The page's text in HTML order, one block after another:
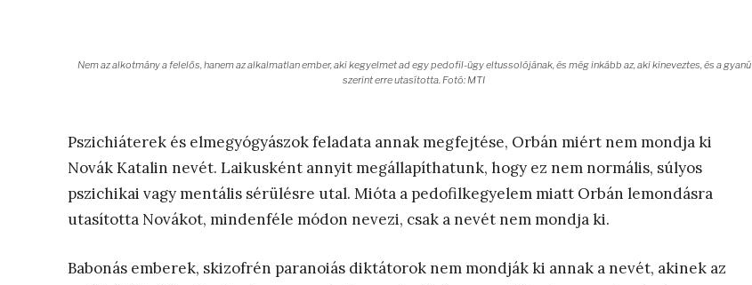
Nem az alkotmány a felelős, hanem az alkalmatlan ember, aki kegyelmet ad egy pedofil-ügy eltussolójának, és még inkább az, aki kineveztes, és a gyanú
szerint erre utasította. Fotó: MTI
Pszichiáterek és elmegyógyászok feladata annak megfejtése, Orbán miért nem mondja ki
Novák Katalin nevét. Laikusként annyit megállapíthatunk, hogy ez nem normális, súlyos
pszichikai vagy mentális sérülésre utal. Mióta a pedofilkegyelem miatt Orbán lemondásra
utasította Novákot, mindenféle módon nevezi, csak a nevét nem mondja ki.
Babonás emberek, skizofrén paranoiás diktátorok nem mondják ki annak a nevét, akinek az